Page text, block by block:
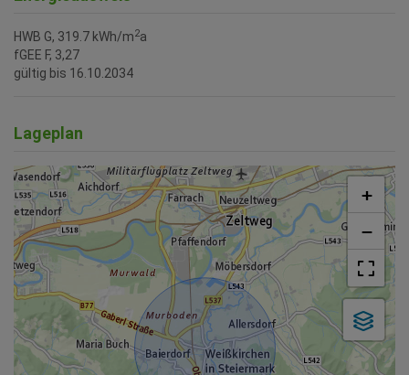
HWB G, 319.7 kWh/m2a
fGEE F, 3,27
gültig bis 16.10.2034
Lageplan
+
−